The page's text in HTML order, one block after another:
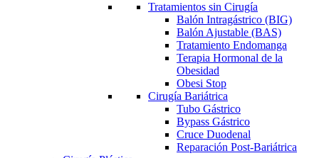
Tratamientos sin Cirugía
Balón Intragástrico (BIG)
Balón Ajustable (BAS)
Tratamiento Endomanga
Terapia Hormonal de la
Obesidad
Obesi Stop
Cirugía Bariátrica
Tubo Gástrico
Bypass Gástrico
Cruce Duodenal
Reparación Post-Bariátrica